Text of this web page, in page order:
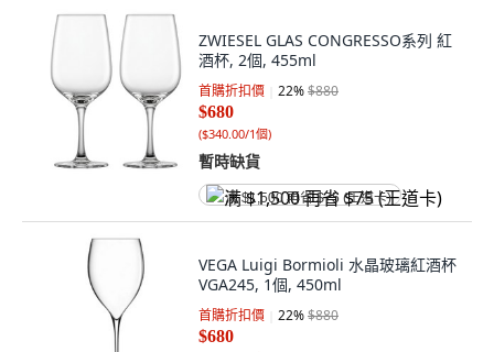
ZWIESEL GLAS CONGRESSO系列 紅
酒杯, 2個, 455ml
首購折扣價 22%$880
$680
($340.00/1個)
暫時缺貨
满 $1,500 再省 $75 (王道卡)
VEGA Luigi Bormioli 水晶玻璃紅酒杯
VGA245, 1個, 450ml
首購折扣價 22%$880
$680